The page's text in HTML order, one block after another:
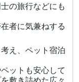
の旅行などにも
者に気兼ねする
え、ペット宿泊
ットも安心して